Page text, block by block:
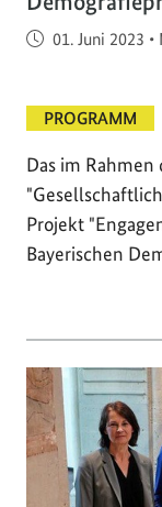
Veröffentlicht
01. Juni 2023 •
PROGRAMM
Das im
Projekt
Bayerischen